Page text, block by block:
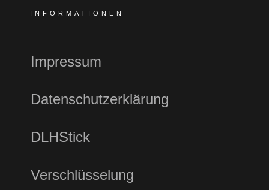
INFORMATIONEN
Impressum
Datenschutzerklärung
DLHStick
Verschlüsselung